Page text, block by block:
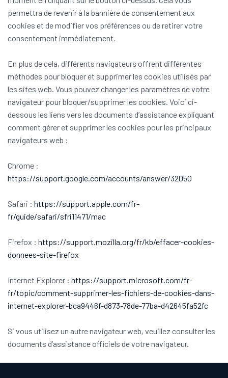
permettra de revenir à la bannière de consentement aux
cookies et de modifier vos préférences ou de retirer votre
consentement immédiatement.
En plus de cela, différents navigateurs offrent différentes
méthodes pour bloquer et supprimer les cookies utilisés par
les sites web. Vous pouvez changer les paramètres de votre
navigateur pour bloquer/supprimer les cookies. Voici ci-
dessous les liens vers les documents d’assistance expliquant
comment gérer et supprimer les cookies pour les principaux
navigateurs web :
Chrome :
https://support.google.com/accounts/answer/32050
Safari : https://support.apple.com/fr-
fr/guide/safari/sfri11471/mac
Firefox : https://support.mozilla.org/fr/kb/effacer-cookies-
donnees-site-firefox
Internet Explorer : https://support.microsoft.com/fr-
fr/topic/comment-supprimer-les-fichiers-de-cookies-dans-
internet-explorer-bca9446f-d873-78de-77ba-d42645fa52fc
Si vous utilisez un autre navigateur web, veuillez consulter les
documents d’assistance officiels de votre navigateur.